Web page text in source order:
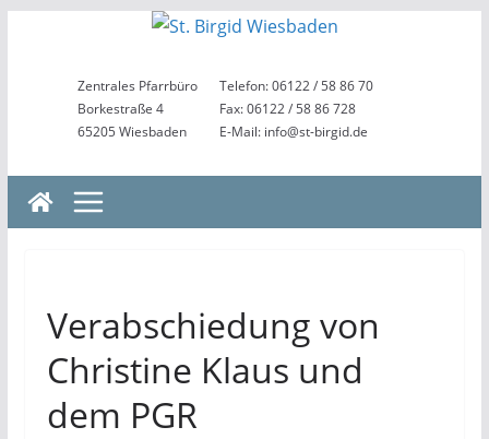
springenZentrales Pfarrbüro
Borkestraße 4
65205 Wiesbaden
Telefon: 06122 / 58 86 70
Fax: 06122 / 58 86 728
E-Mail: info@st-birgid.de
Verabschiedung von
Christine Klaus und
dem PGR